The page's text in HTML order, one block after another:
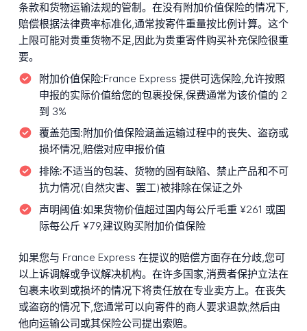
条款和货物运输法规的管制。在没有附加价值保险的情况下,
赔偿根据法律费率标准化,通常按寄件重量按比例计算。这个
上限可能对贵重货物不足,因此为贵重寄件购买补充保险很重
要。
附加价值保险:France Express 提供可选保险,允许按照
申报的实际价值给您的包裹投保,保费通常为该价值的 2
到 3%
覆盖范围:附加价值保险涵盖运输过程中的丧失、盗窃或
损坏情况,赔偿对应申报价值
排除:不适当的包装、货物的固有缺陷、禁止产品和不可
抗力情况(自然灾害、罢工)被排除在保证之外
声明阈值:如果货物价值超过国内每公斤毛重 ¥261 或国
际每公斤 ¥79,建议购买附加价值保险
如果您与 France Express 在提议的赔偿方面存在分歧,您可
以上诉调解或争议解决机构。在许多国家,消费者保护立法在
包裹未收到或损坏的情况下将责任放在专业卖方上。在丧失
或盗窃的情况下,您通常可以向寄件的商人要求退款;然后由
他向运输公司或其保险公司提出索赔。